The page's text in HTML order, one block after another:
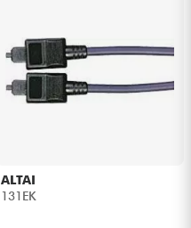
ALTAI
131EK